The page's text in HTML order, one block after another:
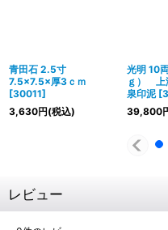
青田石 2.5寸
7.5×7.5×厚3ｃｍ
[30011]
3,630円(税込)
光明 10
ｇ） 上
泉印泥 [
39,800
レビュー